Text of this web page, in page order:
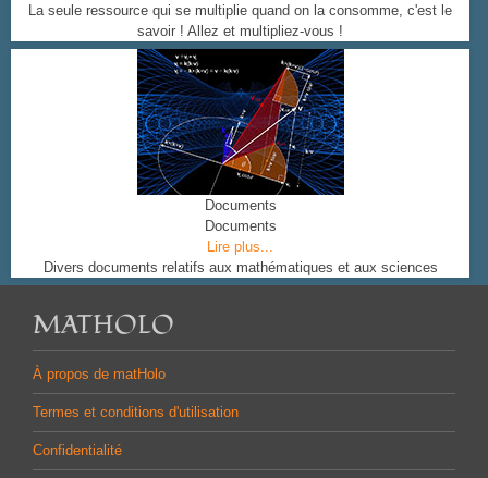
La seule ressource qui se multiplie quand on la consomme, c'est le
savoir ! Allez et multipliez-vous !
Documents
Documents
Lire plus...
Divers documents relatifs aux mathématiques et aux sciences
MATHOLO
À propos de matHolo
Termes et conditions d'utilisation
Confidentialité